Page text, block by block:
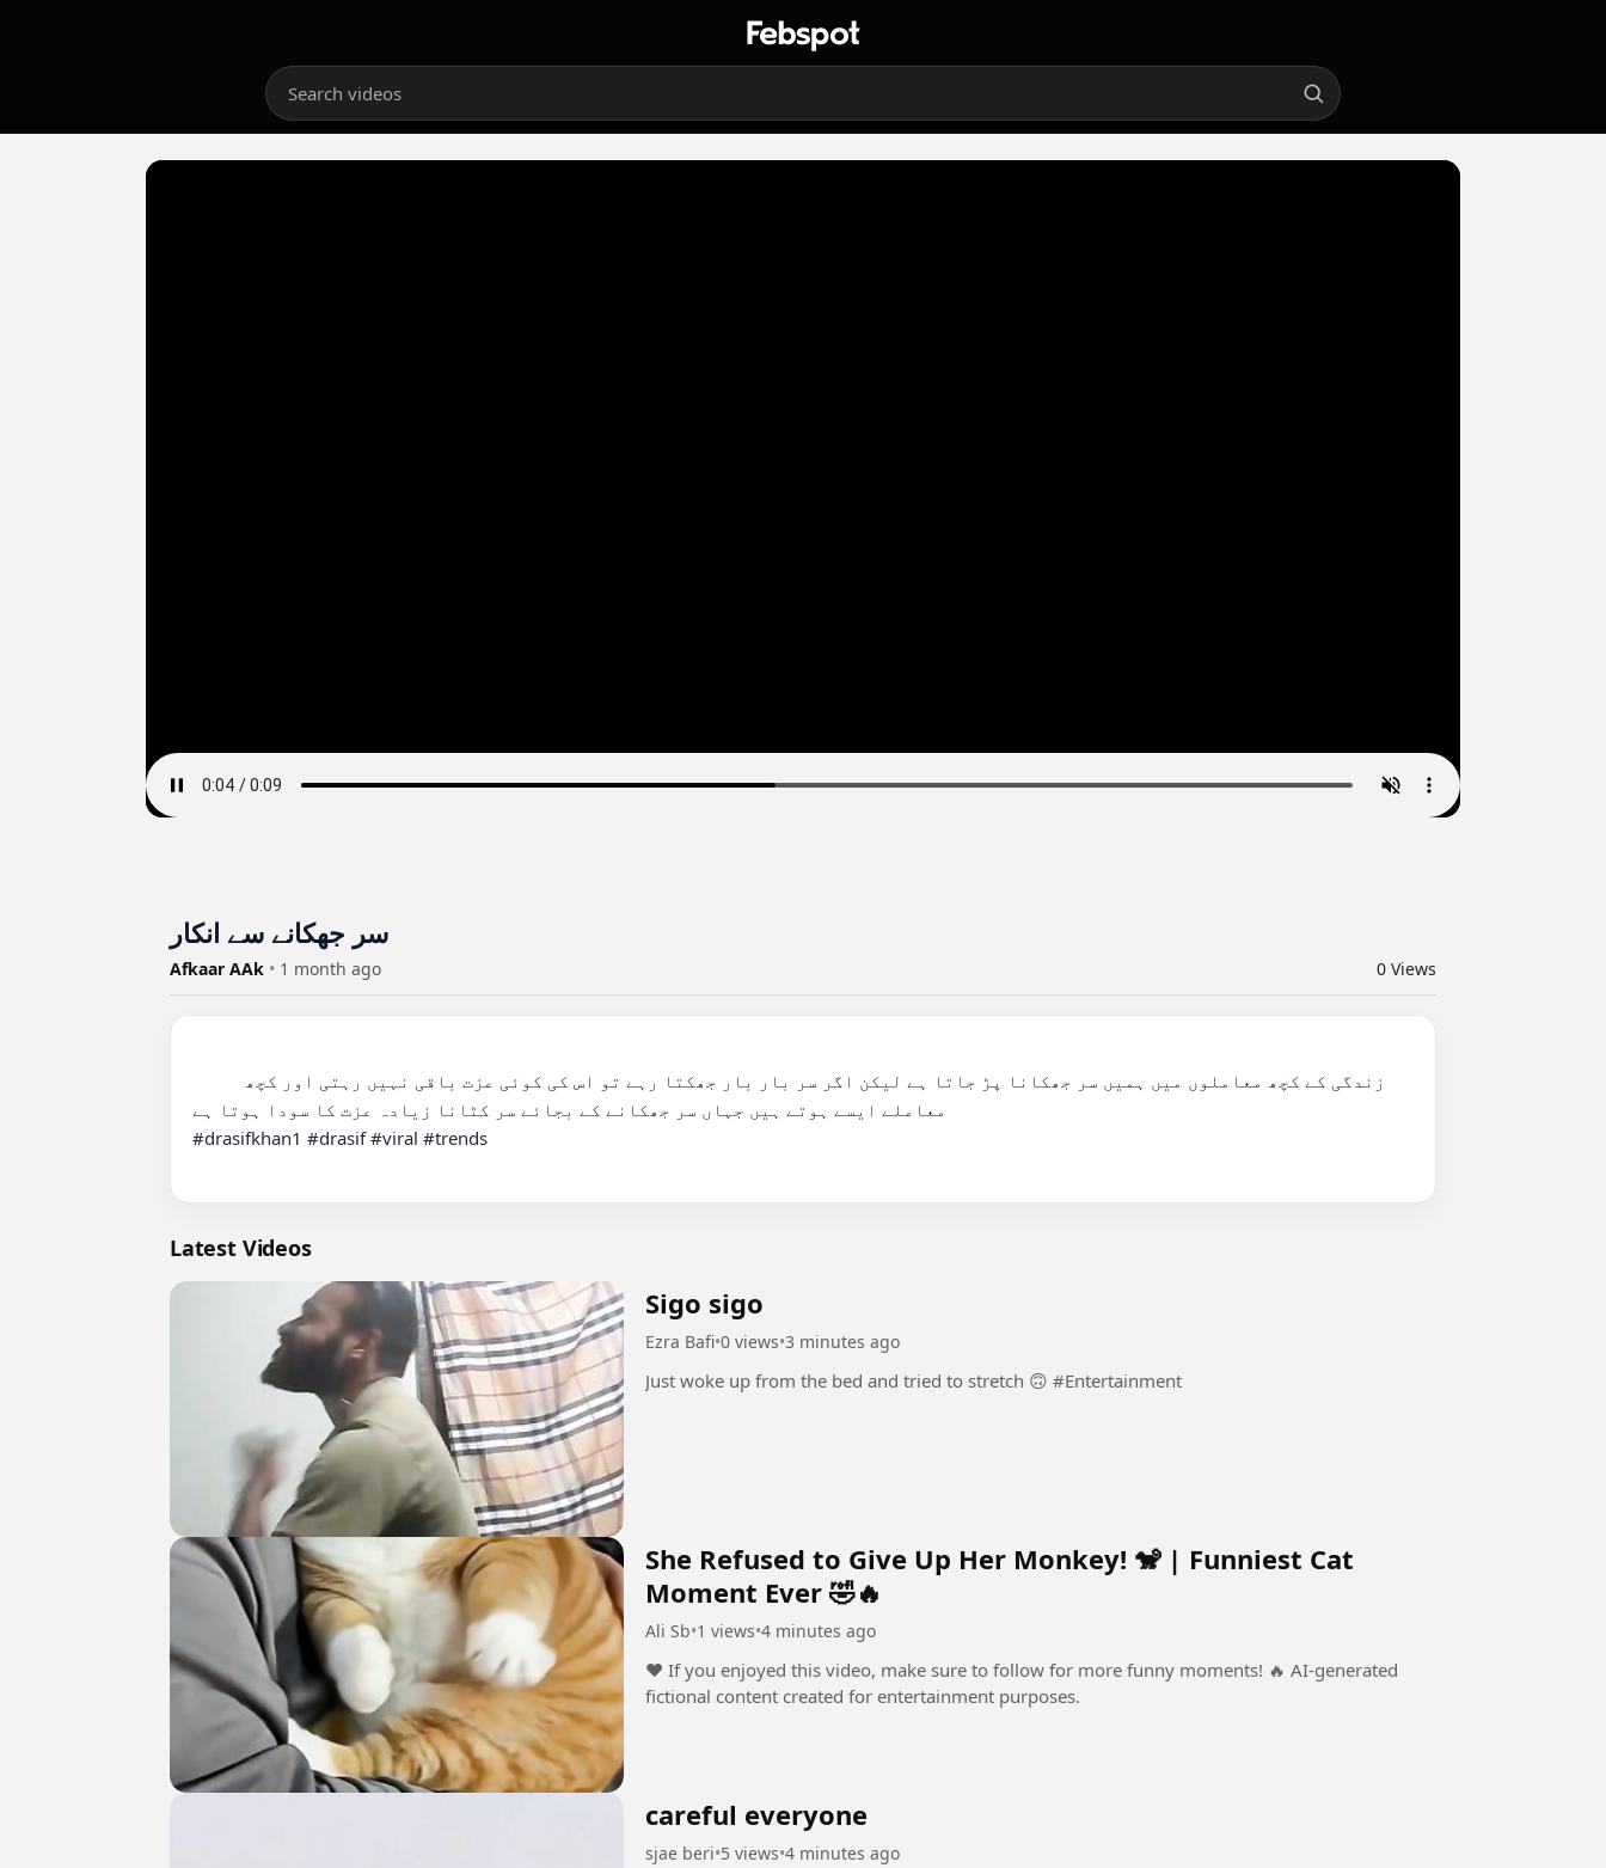
سر جھکانے سے انکار
Afkaar AAk • 1 month ago 0 Views
معاملے ایسے ہوتے ہیں جہاں سر جھکانے کے بجائے سر کٹانا زیادہ عزت کا سودا ہوتا ہے
#drasifkhan1 #drasif #viral #trends
Latest Videos
Sigo sigo
Ezra Bafi•0 views•3 minutes ago
Just woke up from the bed and tried to stretch 🙃 #Entertainment
She Refused to Give Up Her Monkey! 🐒 | Funniest Cat
Moment Ever 🤣🔥
Ali Sb•1 views•4 minutes ago
❤️ If you enjoyed this video, make sure to follow for more funny moments! 🔥 AI-generated
fictional content created for entertainment purposes.
careful everyone
sjae beri•5 views•4 minutes ago